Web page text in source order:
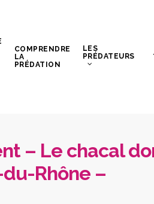
COMPRENDRE
LA
PRÉDATION
LES
PRÉDATEURS
– Le chacal
Rhône –